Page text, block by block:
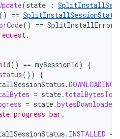
(state :
() ==
() ==
() == mySessionId)
{
())
{
.DOWNLOADING
= state.
= state.bytesDownloaded
progress bar.
. INSTALLED ->